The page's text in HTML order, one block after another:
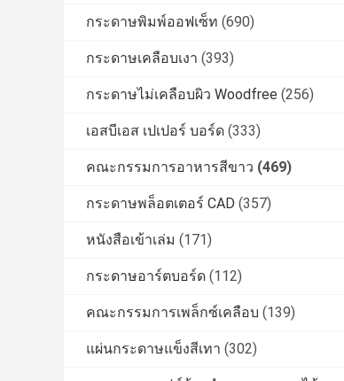
กระดาษพิมพ์ออฟเซ็ท (690)
กระดาษเคลือบเงา (393)
กระดาษไม่เคลือบผิว Woodfree (256)
เอสบีเอส เปเปอร์ บอร์ด (333)
คณะกรรมการอาหารสีขาว (469)
กระดาษพล็อตเตอร์ CAD (357)
หนังสือเข้าเล่ม (171)
กระดาษอาร์ตบอร์ด (112)
คณะกรรมการเพล็กซ์เคลือบ (139)
แผ่นกระดาษแข็งสีเทา (302)